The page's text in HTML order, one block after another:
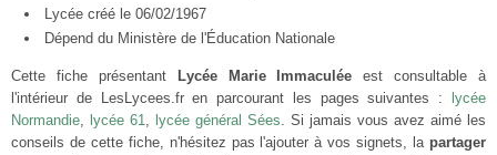
Lycée créé le 06/02/1967
Dépend du Ministère de l'Éducation Nationale
Cette fiche présentant Lycée Marie Immaculée est consultable à
l'intérieur de LesLycees.fr en parcourant les pages suivantes :
lycée
Normandie, lycée 61, lycée général Sées. Si jamais vous avez aimé les
conseils de cette fiche, n'hésitez pas l'ajouter à vos signets, la partager